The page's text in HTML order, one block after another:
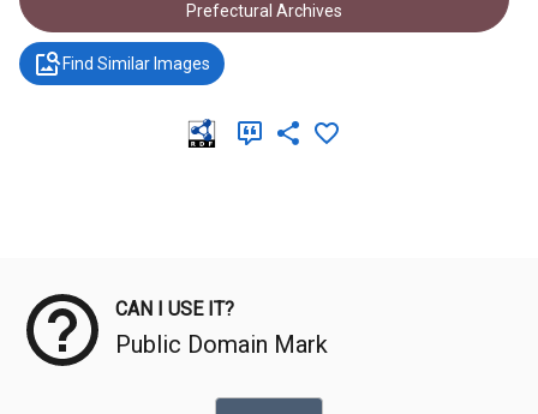
Prefectural Archives
Find Similar Images
CAN I USE IT?
Public Domain Mark